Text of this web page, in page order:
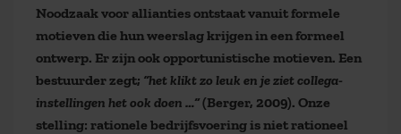
Noodzaak voor allianties ontstaat vanuit formele
motieven die hun weerslag krijgen in een formeel
ontwerp. Er zijn ook opportunistische motieven. Een
bestuurder zegt; “het klikt zo leuk en je ziet collega-
instellingen het ook doen …”(Berger, 2009). Onze
stelling: rationele bedrijfsvoering is niet rationeel